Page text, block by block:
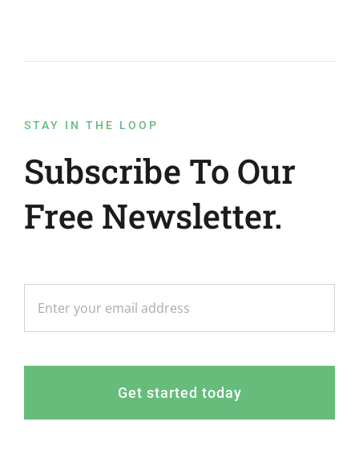
STAY IN THE LOOP
Subscribe To Our
Free Newsletter.
Get started today